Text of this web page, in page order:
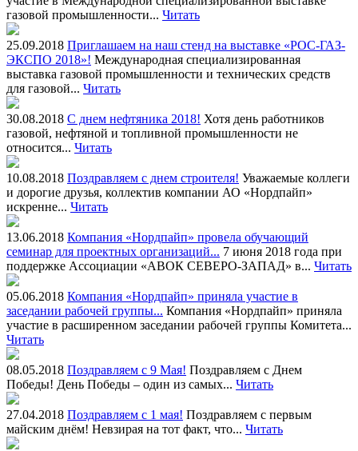
газовой промышленности... Читать
25.09.2018 Приглашаем на наш стенд на выставке «РОС-ГАЗ-
ЭКСПО 2018»! Международная специализированная
выставка газовой промышленности и технических средств
для газовой... Читать
30.08.2018 С днем нефтяника 2018! Хотя день работников
газовой, нефтяной и топливной промышленности не
относится... Читать
10.08.2018 Поздравляем с днем строителя! Уважаемые коллеги
и дорогие друзья, коллектив компании АО «Нордпайп»
искренне... Читать
13.06.2018 Компания «Нордпайп» провела обучающий
семинар для проектных организаций... 7 июня 2018 года при
поддержке Ассоциации «АВОК СЕВЕРО-ЗАПАД» в... Читать
05.06.2018 Компания «Нордпайп» приняла участие в
заседании рабочей группы... Компания «Нордпайп» приняла
участие в расширенном заседании рабочей группы Комитета...
Читать
08.05.2018 Поздравляем с 9 Мая! Поздравляем с Днем
Победы! День Победы – один из самых... Читать
27.04.2018 Поздравляем с 1 мая! Поздравляем с первым
майским днём! Невзирая на тот факт, что... Читать